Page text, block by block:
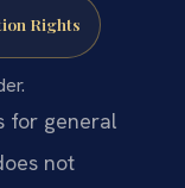
Rights
for general
not